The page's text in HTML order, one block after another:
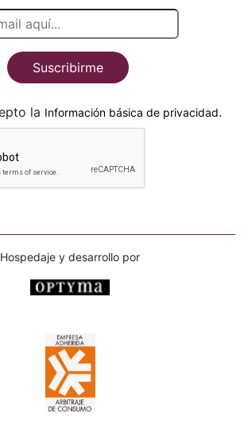
Suscribirme
He leido y acepto la Información básica de privacidad.
Hospedaje y desarrollo por